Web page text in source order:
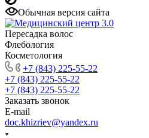
Обычная версия сайта
Пересадка волос
Флебология
Косметология
+7 (843) 225-55-22
+7 (843) 225-55-22
+7 (843) 225-55-22
Заказать звонок
E-mail
doc.khizriev@yandex.ru